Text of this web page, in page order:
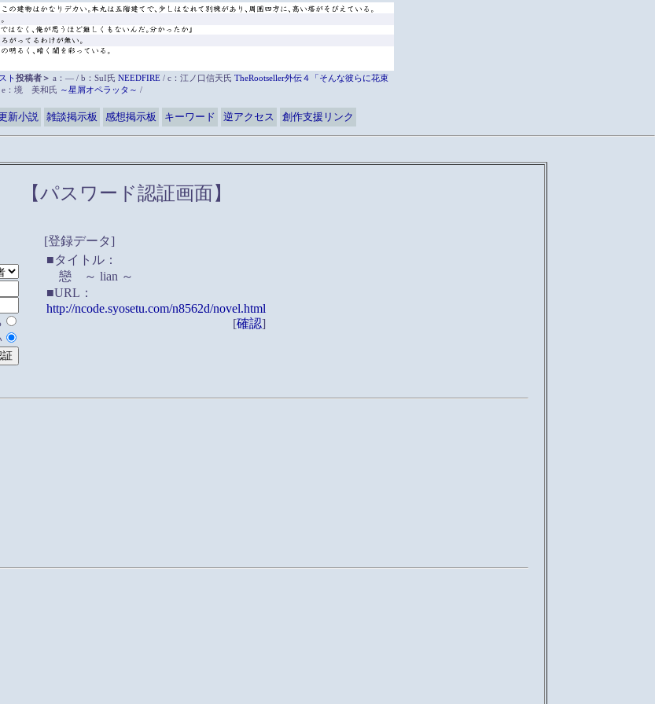
ト投稿者＞ a：― / b：SuI氏 NEEDFIRE / c：江ノ口信天氏 TheRootseller外伝４「そんな彼らに花束
e：境 美和氏 ～星屑オペラッタ～ /
新小説 雑談掲示板 感想掲示板 キーワード 逆アクセス 創作支援リンク
【パスワード認証画面】
[登録データ]
■タイトル：
戀 ～ lian ～
■URL：
http://ncode.syosetu.com/n8562d/novel.html
[確認]